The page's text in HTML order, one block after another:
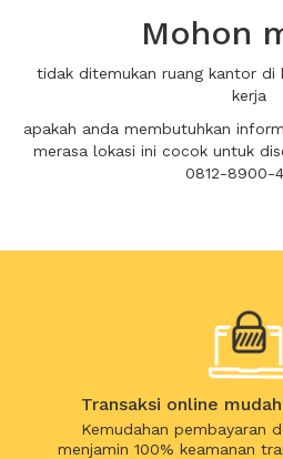
Mohon
tidak ditemukan ruang kantor
kerja
apakah anda membutuhkan
merasa lokasi ini cocok untuk
0812-8900-
Transaksi online
Kemudahan pembayaran
menjamin 100% keamanan